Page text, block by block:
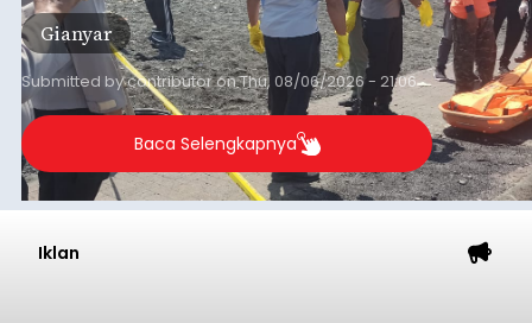
Gianyar
Submitted bycontributoronThu, 08/06/2026 - 21:06
Baca Selengkapnya
Iklan